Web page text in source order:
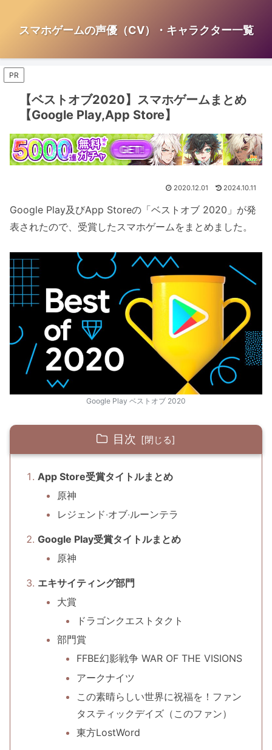
スマホゲームの声優（CV）・キャラクター一覧
PR
【ベストオブ2020】スマホゲームまとめ
【Google Play,App Store】
2020.12.01 2024.10.11
Google Play及びApp Storeの「ベストオブ 2020」が発
表されたので、受賞したスマホゲームをまとめました。
Google Play ベストオブ 2020
目次
App Store受賞タイトルまとめ
原神
レジェンド‧オブ‧ルーンテラ
Google Play受賞タイトルまとめ
原神
エキサイティング部門
大賞
ドラゴンクエストタクト
部門賞
FFBE幻影戦争 WAR OF THE VISIONS
アークナイツ
この素晴らしい世界に祝福を！ファン
タスティックデイズ（このファン）
東方LostWord